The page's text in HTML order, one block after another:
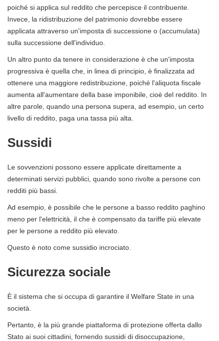
poiché si applica sul reddito che percepisce il contribuente.
Invece, la ridistribuzione del patrimonio dovrebbe essere
applicata attraverso un'imposta di successione o (accumulata)
sulla successione dell'individuo.
Un altro punto da tenere in considerazione è che un'imposta
progressiva è quella che, in linea di principio, è finalizzata ad
ottenere una maggiore redistribuzione, poiché l'aliquota fiscale
aumenta all'aumentare della base imponibile, cioè del reddito. In
altre parole, quando una persona supera, ad esempio, un certo
livello di reddito, paga una tassa più alta.
Sussidi
Le sovvenzioni possono essere applicate direttamente a
determinati servizi pubblici, quando sono rivolte a persone con
redditi più bassi.
Ad esempio, è possibile che le persone a basso reddito paghino
meno per l'elettricità, il che è compensato da tariffe più elevate
per le persone a reddito più elevato.
Questo è noto come sussidio incrociato.
Sicurezza sociale
È il sistema che si occupa di garantire il Welfare State in una
società.
Pertanto, è la più grande piattaforma di protezione offerta dallo
Stato ai suoi cittadini, fornendo sussidi di disoccupazione,